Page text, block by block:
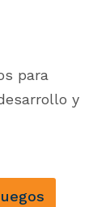
para
y